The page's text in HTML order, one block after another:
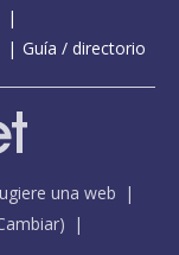
Guía / directorio
una web
)